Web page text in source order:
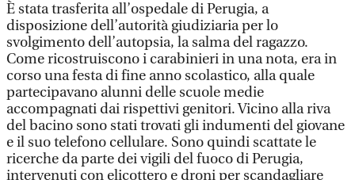
È stata trasferita all’ospedale di Perugia, a
disposizione dell’autorità giudiziaria per lo
svolgimento dell’autopsia, la salma del ragazzo.
Come ricostruiscono i carabinieri in una nota, era in
corso una festa di fine anno scolastico, alla quale
partecipavano alunni delle scuole medie
accompagnati dai rispettivi genitori. Vicino alla riva
del bacino sono stati trovati gli indumenti del giovane
e il suo telefono cellulare. Sono quindi scattate le
ricerche da parte dei vigili del fuoco di Perugia,
intervenuti con elicottero e droni per scandagliare